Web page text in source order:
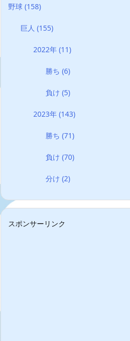
野球 (158)
巨人(155)
2022年 (11)
勝ち(6)
負け(5)
2023年 (143)
勝ち(71)
負け(70)
分け(2)
スポンサーリンク